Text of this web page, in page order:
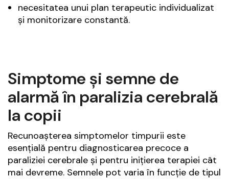
necesitatea unui plan terapeutic individualizat
și monitorizare constantă.
Simptome și semne de
alarmă în paralizia cerebrală
la copii
Recunoașterea simptomelor timpurii este
esențială pentru diagnosticarea precoce a
paraliziei cerebrale și pentru inițierea terapiei cât
mai devreme. Semnele pot varia în funcție de tipul